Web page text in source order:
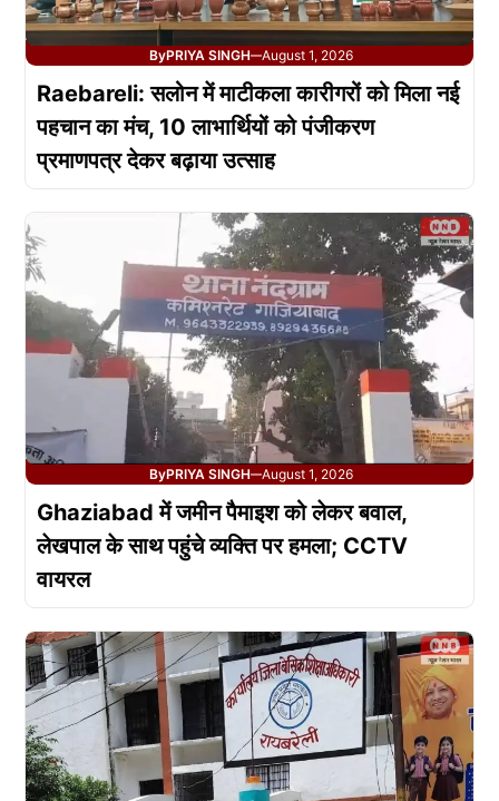
ByPRIYA SINGH—August 1, 2026
Raebareli: सलोन में माटीकला कारीगरों को मिला नई
पहचान का मंच, 10 लाभार्थियों को पंजीकरण
प्रमाणपत्र देकर बढ़ाया उत्साह
ByPRIYA SINGH—August 1, 2026
Ghaziabad में जमीन पैमाइश को लेकर बवाल,
लेखपाल के साथ पहुंचे व्यक्ति पर हमला; CCTV
वायरल